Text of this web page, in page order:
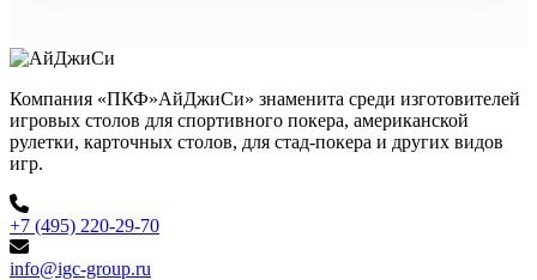
Компания «ПКФ»АйДжиСи» знаменита среди изготовителей
игровых столов для спортивного покера, американской
рулетки, карточных столов, для стад-покера и других видов
игр.
+7 (495) 220-29-70
info@igc-group.ru